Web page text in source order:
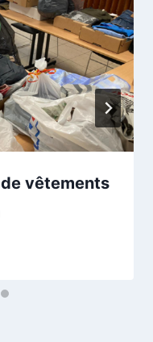
vêtements